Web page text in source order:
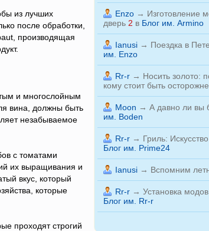
из лучших
после обработки,
производящая
и многослойным
вина, должны быть
незабываемое
с томатами
их выращивания и
вкус, который
которые
проходят строгий
Enzo→ Изготовление
дверь 2 в Блог им. Armino
Ianusi→ Поездка в
им. Enzo
Rr-r→ Носить золото:
кому стоит быть
Moon → А давно ли вы
им. Boden
Rr-r→ Гриль:
Блог им. Prime24
Ianusi→ Вспомним
Rr-r→ Установка
Блог им. Rr-r